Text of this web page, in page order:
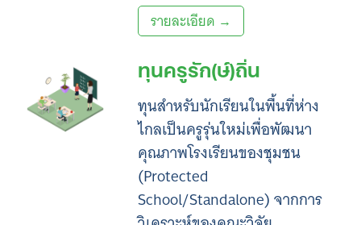
รายละเอียด →
ทุนครูรัก(ษ์)ถิ่น
ทุนสำหรับนักเรียนในพื้นที่ห่าง
ไกลเป็นครูรุ่นใหม่เพื่อพัฒนา
คุณภาพโรงเรียนของชุมชน
(Protected
School/Standalone) จากการ